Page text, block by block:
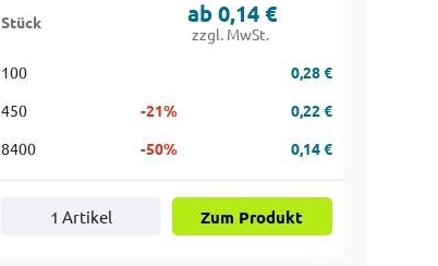
Stück ab 0,14 €
zzgl. MwSt.
100 0,28 €
450 -21% 0,22 €
8400 -50% 0,14 €
1 Artikel Zum Produkt